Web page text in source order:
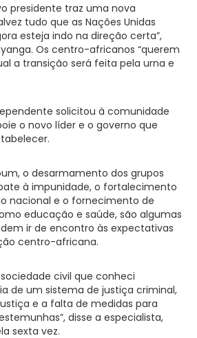
presidente traz uma nova
tudo que as Nações Unidas
esteja indo na direção certa”,
Os centro-africanos “querem
a transição será feita pela urna e
solicitou à comunidade
o novo líder e o governo que
o desarmamento dos grupos
à impunidade, o fortalecimento
nacional e o fornecimento de
educação e saúde, são algumas
ir de encontro às expectativas
centro-africana.
civil que conheci
de um sistema de justiça criminal,
e a falta de medidas para
disse a especialista,
sexta vez.